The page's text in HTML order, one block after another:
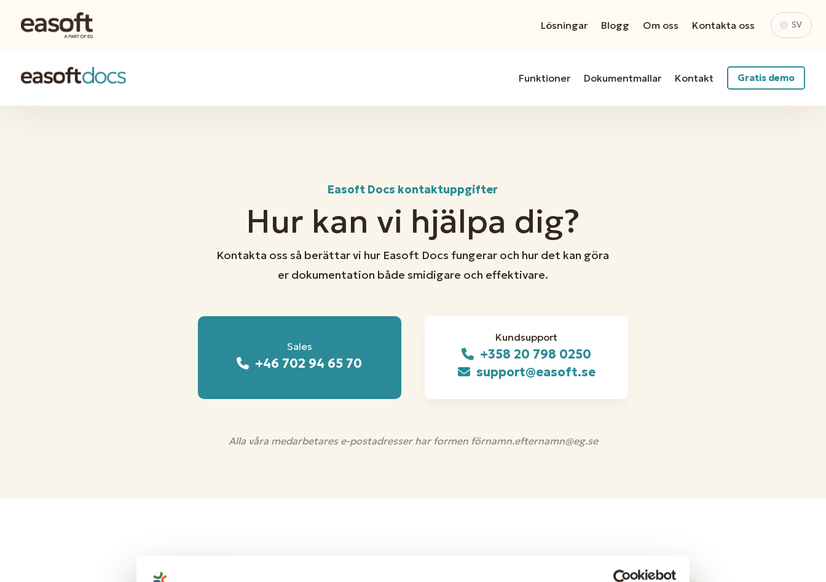
Lösningar Blogg Om oss Kontakta oss SV
Funktioner Dokumentmallar Kontakt Gratis demo
Easoft Docs kontaktuppgifter
Hur kan vi hjälpa dig?
Kontakta oss så berättar vi hur Easoft Docs fungerar och hur det kan göra
er dokumentation både smidigare och effektivare.
Sales
+46 702 94 65 70
Kundsupport
+358 20 798 0250
support@easoft.se
Alla våra medarbetares e-postadresser har formen förnamn.efternamn@eg.se